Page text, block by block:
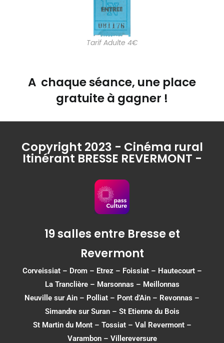
Tarif Adulte 4€
A chaque séance, une place
gratuite à gagner !
Copyright 2023 - Cinéma rural
Itinérant BRESSE REVERMONT -
19 salles entre Bresse et
Revermont
Corveissiat– Drom– Etrez – Foissiat– Hautecourt–
La Tranclière – Marsonnas – Meillonnas
Neuville sur Ain – Polliat – Pont d’Ain – Revonnas –
Simandre sur Suran– St Etienne du Bois
St Martin du Mont– Tossiat– Val Revermont–
Varambon– Villereversure